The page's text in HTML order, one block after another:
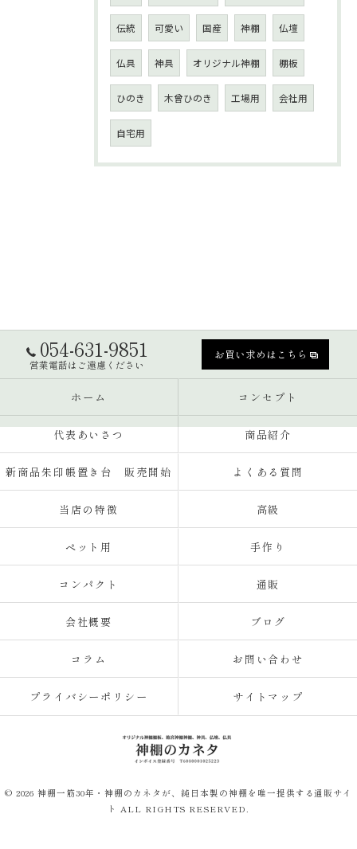
伝統 可愛い 国産 神棚 仏壇
仏具 神具 オリジナル神棚 棚板
ひのき 木曾ひのき 工場用 会社用
自宅用
054-631-9851
営業電話はご遠慮ください
お買い求めはこちら
ホーム コンセプト
代表あいさつ 商品紹介
新商品朱印帳置き台 販売開始 よくある質問
当店の特徴 高級
ペット用 手作り
コンパクト 通販
会社概要 ブログ
コラム お問い合わせ
プライバシーポリシー サイトマップ
© 2026 神棚一筋30年・神棚のカネタが、純日本製の神棚を唯一提供する通販サイ
ト ALL RIGHTS RESERVED.